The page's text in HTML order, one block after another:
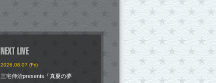
2026.08.07 (Fri)
三宅伸治presents「真夏の夢